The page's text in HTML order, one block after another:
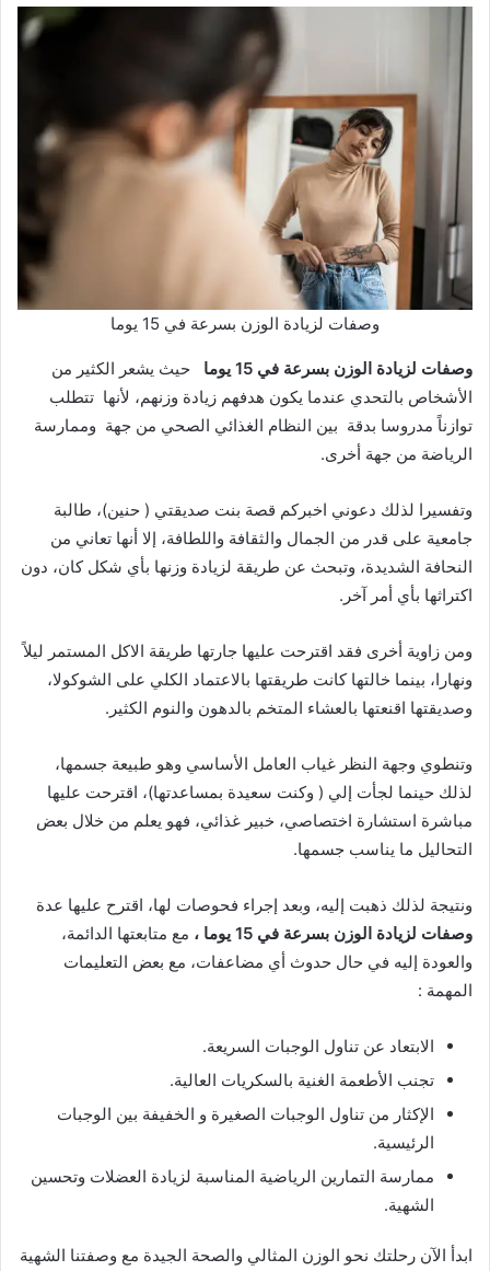
وصفات لزيادة الوزن بسرعة في 15 يوما
وصفات لزيادة الوزن بسرعة في 15 يوما
حيث يشعر الكثير من
الأشخاص بالتحدي عندما يكون هدفهم زيادة وزنهم، لأنها تتطلب
توازناً مدروسا بدقة بين النظام الغذائي الصحي من جهة وممارسة
الرياضة من جهة أخرى.
وتفسيرا لذلك دعوني اخبركم قصة بنت صديقتي ( حنين)، طالبة
جامعية على قدر من الجمال والثقافة واللطافة، إلا أنها تعاني من
النحافة الشديدة، وتبحث عن طريقة لزيادة وزنها بأي شكل كان، دون
اكتراثها بأي أمر آخر.
ومن زاوية أخرى فقد اقترحت عليها جارتها طريقة الاكل المستمر ليلاً
ونهارا، بينما خالتها كانت طريقتها بالاعتماد الكلي على الشوكولا،
وصديقتها اقنعتها بالعشاء المتخم بالدهون والنوم الكثير.
وتنطوي وجهة النظر غياب العامل الأساسي وهو طبيعة جسمها،
لذلك حينما لجأت إلي ( وكنت سعيدة بمساعدتها)، اقترحت عليها
مباشرة استشارة اختصاصي، خبير غذائي، فهو يعلم من خلال بعض
التحاليل ما يناسب جسمها.
ونتيجة لذلك ذهبت إليه، وبعد إجراء فحوصات لها، اقترح عليها عدة
وصفات لزيادة الوزن بسرعة في 15 يوما ،
مع متابعتها الدائمة،
والعودة إليه في حال حدوث أي مضاعفات، مع بعض التعليمات
المهمة :
الابتعاد عن تناول الوجبات السريعة.
تجنب الأطعمة الغنية بالسكريات العالية.
الإكثار من تناول الوجبات الصغيرة و الخفيفة بين الوجبات
الرئيسية.
ممارسة التمارين الرياضية المناسبة لزيادة العضلات وتحسين
الشهية.
ابدأ الآن رحلتك نحو الوزن المثالي والصحة الجيدة مع وصفتنا الشهية